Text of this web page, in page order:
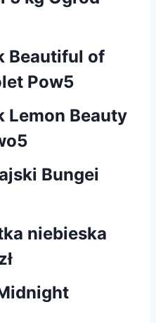
Beautiful of
Pow5
Lemon Beauty
Bungei
niebieska